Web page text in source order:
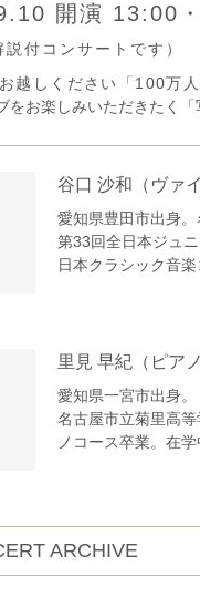
開演 13:00
説付コンサートです）
越しください「100万
をお楽しみいただきたく
谷口 沙和 （ヴァ
愛知県豊田市出身
第33回全日本ジュ
日本クラシック音
ターを務め「音楽
ぽいハムレット」
これまでにヴァイ
ィーニに師事。
令和6年度、豊田
中心に演奏活動を活
里見 早紀 （ピア
愛知県一宮市出身。
名古屋市立菊里高
ノコース卒業。在
第31回日本ピアノ
ON music project主
ー里見早紀「音に
ARCHIVE